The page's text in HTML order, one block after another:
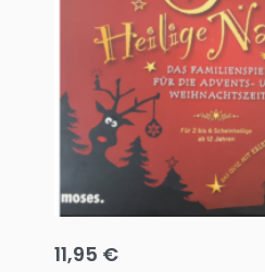
Oh, heilige Nacht!
11,95 €